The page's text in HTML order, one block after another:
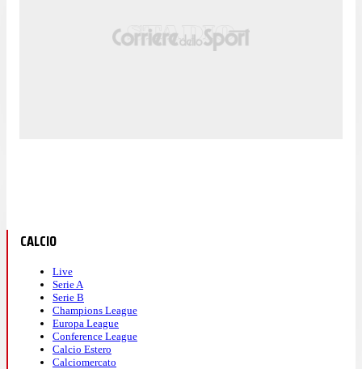
CALCIO
Live
Serie A
Serie B
Champions League
Europa League
Conference League
Calcio Estero
Calciomercato